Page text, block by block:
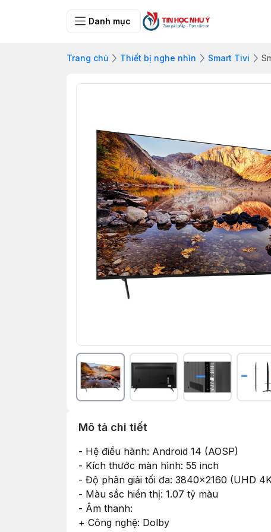
Danh mục
Trang chủ Thiết bị nghe nhìn Smart Tivi
Mô tả chi tiết
- Hệ điều hành: Android 14 (AOSP)
- Kích thước màn hình: 55 inch
- Độ phân giải tối đa: 3840x2160 (UHD
- Màu sắc hiển thị: 1.07 tỷ màu
- Âm thanh:
+ Công nghệ: Dolby